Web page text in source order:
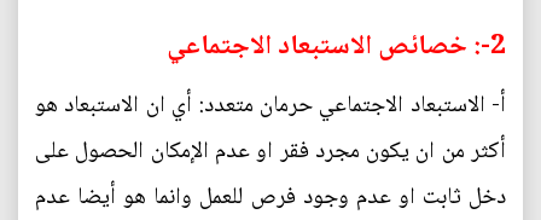
2-: خصائص الاستبعاد الاجتماعي
أ‌- الاستبعاد الاجتماعي حرمان متعدد: أي ان الاستبعاد هو
أكثر من ان يكون مجرد فقر او عدم الإمكان الحصول على
دخل ثابت او عدم وجود فرص للعمل وانما هو أيضا عدم